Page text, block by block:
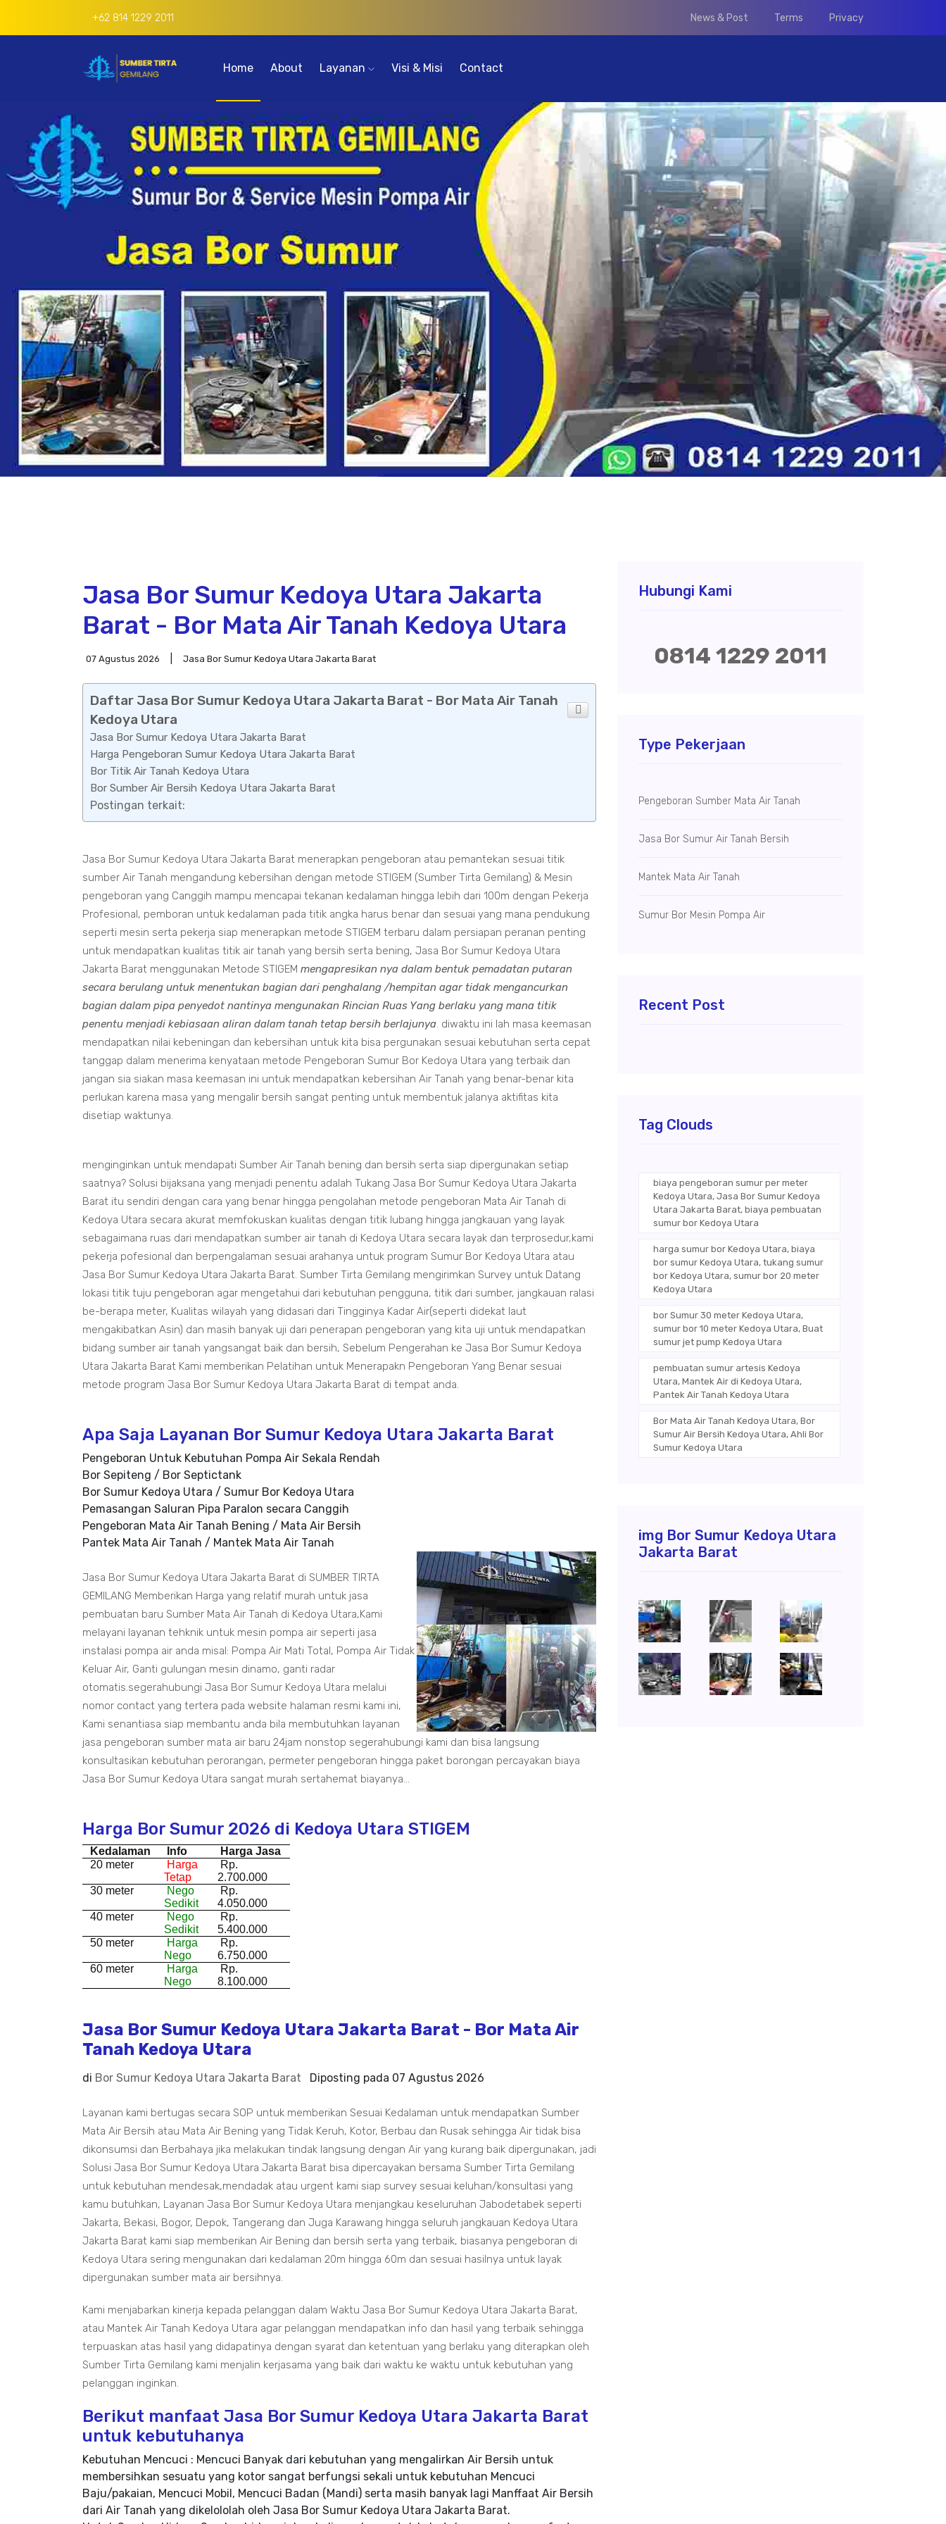
+62 814 1229 2011 News & Post Terms Privacy
Home About Layanan Visi & Misi Contact
Jasa Bor Sumur Kedoya Utara Jakarta
Barat - Bor Mata Air Tanah Kedoya Utara
07 Agustus 2026 Jasa Bor Sumur Kedoya Utara Jakarta Barat
Daftar Jasa Bor Sumur Kedoya Utara Jakarta Barat - Bor Mata Air Tanah
Kedoya Utara
Jasa Bor Sumur Kedoya Utara Jakarta Barat
Harga Pengeboran Sumur Kedoya Utara Jakarta Barat
Bor Titik Air Tanah Kedoya Utara
Bor Sumber Air Bersih Kedoya Utara Jakarta Barat
Postingan terkait:
Jasa Bor Sumur Kedoya Utara Jakarta Barat menerapkan pengeboran atau pemantekan sesuai titik
sumber Air Tanah mengandung kebersihan dengan metode STIGEM (Sumber Tirta Gemilang) & Mesin
pengeboran yang Canggih mampu mencapai tekanan kedalaman hingga lebih dari 100m dengan Pekerja
Profesional, pemboran untuk kedalaman pada titik angka harus benar dan sesuai yang mana pendukung
seperti mesin serta pekerja siap menerapkan metode STIGEM terbaru dalam persiapan peranan penting
untuk mendapatkan kualitas titik air tanah yang bersih serta bening, Jasa Bor Sumur Kedoya Utara
Jakarta Barat menggunakan Metode STIGEM mengapresikan nya dalam bentuk pemadatan putaran
secara berulang untuk menentukan bagian dari penghalang /hempitan agar tidak mengancurkan
bagian dalam pipa penyedot nantinya mengunakan Rincian Ruas Yang berlaku yang mana titik
penentu menjadi kebiasaan aliran dalam tanah tetap bersih berlajunya. diwaktu ini lah masa keemasan
mendapatkan nilai kebeningan dan kebersihan untuk kita bisa pergunakan sesuai kebutuhan serta cepat
tanggap dalam menerima kenyataan metode Pengeboran Sumur Bor Kedoya Utara yang terbaik dan
jangan sia siakan masa keemasan ini untuk mendapatkan kebersihan Air Tanah yang benar-benar kita
perlukan karena masa yang mengalir bersih sangat penting untuk membentuk jalanya aktifitas kita
disetiap waktunya.
menginginkan untuk mendapati Sumber Air Tanah bening dan bersih serta siap dipergunakan setiap
saatnya? Solusi bijaksana yang menjadi penentu adalah Tukang Jasa Bor Sumur Kedoya Utara Jakarta
Barat itu sendiri dengan cara yang benar hingga pengolahan metode pengeboran Mata Air Tanah di
Kedoya Utara secara akurat memfokuskan kualitas dengan titik lubang hingga jangkauan yang layak
sebagaimana ruas dari mendapatkan sumber air tanah di Kedoya Utara secara layak dan terprosedur,kami
pekerja pofesional dan berpengalaman sesuai arahanya untuk program Sumur Bor Kedoya Utara atau
Jasa Bor Sumur Kedoya Utara Jakarta Barat. Sumber Tirta Gemilang mengirimkan Survey untuk Datang
lokasi titik tuju pengeboran agar mengetahui dari kebutuhan pengguna, titik dari sumber, jangkauan ralasi
be-berapa meter, Kualitas wilayah yang didasari dari Tingginya Kadar Air(seperti didekat laut
mengakibatkan Asin) dan masih banyak uji dari penerapan pengeboran yang kita uji untuk mendapatkan
bidang sumber air tanah yangsangat baik dan bersih, Sebelum Pengerahan ke Jasa Bor Sumur Kedoya
Utara Jakarta Barat Kami memberikan Pelatihan untuk Menerapakn Pengeboran Yang Benar sesuai
metode program Jasa Bor Sumur Kedoya Utara Jakarta Barat di tempat anda.
Apa Saja Layanan Bor Sumur Kedoya Utara Jakarta Barat
Pengeboran Untuk Kebutuhan Pompa Air Sekala Rendah
Bor Sepiteng / Bor Septictank
Bor Sumur Kedoya Utara / Sumur Bor Kedoya Utara
Pemasangan Saluran Pipa Paralon secara Canggih
Pengeboran Mata Air Tanah Bening / Mata Air Bersih
Pantek Mata Air Tanah / Mantek Mata Air Tanah
Jasa Bor Sumur Kedoya Utara Jakarta Barat di SUMBER TIRTA
GEMILANG Memberikan Harga yang relatif murah untuk jasa
pembuatan baru Sumber Mata Air Tanah di Kedoya Utara,Kami
melayani layanan tehknik untuk mesin pompa air seperti jasa
instalasi pompa air anda misal: Pompa Air Mati Total, Pompa Air Tidak
Keluar Air, Ganti gulungan mesin dinamo, ganti radar
otomatis.segerahubungi Jasa Bor Sumur Kedoya Utara melalui
nomor contact yang tertera pada website halaman resmi kami ini,
Kami senantiasa siap membantu anda bila membutuhkan layanan
jasa pengeboran sumber mata air baru 24jam nonstop segerahubungi kami dan bisa langsung
konsultasikan kebutuhan perorangan, permeter pengeboran hingga paket borongan percayakan biaya
Jasa Bor Sumur Kedoya Utara sangat murah sertahemat biayanya...
Harga Bor Sumur 2026 di Kedoya Utara STIGEM
Kedalaman Info
Harga Jasa
20 meter
Harga
Tetap
Rp.
2.700.000
30 meter
Nego
Sedikit
Rp.
4.050.000
40 meter
Nego
Sedikit
Rp.
5.400.000
50 meter
Harga
Nego
Rp.
6.750.000
60 meter
Harga
Nego
Rp.
8.100.000
Jasa Bor Sumur Kedoya Utara Jakarta Barat - Bor Mata Air
Tanah Kedoya Utara
di Bor Sumur Kedoya Utara Jakarta Barat Diposting pada 07 Agustus 2026
Layanan kami bertugas secara SOP untuk memberikan Sesuai Kedalaman untuk mendapatkan Sumber
Mata Air Bersih atau Mata Air Bening yang Tidak Keruh, Kotor, Berbau dan Rusak sehingga Air tidak bisa
dikonsumsi dan Berbahaya jika melakukan tindak langsung dengan Air yang kurang baik dipergunakan, jadi
Solusi Jasa Bor Sumur Kedoya Utara Jakarta Barat bisa dipercayakan bersama Sumber Tirta Gemilang
untuk kebutuhan mendesak,mendadak atau urgent kami siap survey sesuai keluhan/konsultasi yang
kamu butuhkan, Layanan Jasa Bor Sumur Kedoya Utara menjangkau keseluruhan Jabodetabek seperti
Jakarta, Bekasi, Bogor, Depok, Tangerang dan Juga Karawang hingga seluruh jangkauan Kedoya Utara
Jakarta Barat kami siap memberikan Air Bening dan bersih serta yang terbaik, biasanya pengeboran di
Kedoya Utara sering mengunakan dari kedalaman 20m hingga 60m dan sesuai hasilnya untuk layak
dipergunakan sumber mata air bersihnya.
Kami menjabarkan kinerja kepada pelanggan dalam Waktu Jasa Bor Sumur Kedoya Utara Jakarta Barat,
atau Mantek Air Tanah Kedoya Utara agar pelanggan mendapatkan info dan hasil yang terbaik sehingga
terpuaskan atas hasil yang didapatinya dengan syarat dan ketentuan yang berlaku yang diterapkan oleh
Sumber Tirta Gemilang kami menjalin kerjasama yang baik dari waktu ke waktu untuk kebutuhan yang
pelanggan inginkan.
Berikut manfaat Jasa Bor Sumur Kedoya Utara Jakarta Barat
untuk kebutuhanya
Kebutuhan Mencuci : Mencuci Banyak dari kebutuhan yang mengalirkan Air Bersih untuk
membersihkan sesuatu yang kotor sangat berfungsi sekali untuk kebutuhan Mencuci
Baju/pakaian, Mencuci Mobil, Mencuci Badan (Mandi) serta masih banyak lagi Manffaat Air Bersih
dari Air Tanah yang dikelololah oleh Jasa Bor Sumur Kedoya Utara Jakarta Barat.
Hubungi Kami
0814 1229 2011
Type Pekerjaan
Pengeboran Sumber Mata Air Tanah
Jasa Bor Sumur Air Tanah Bersih
Mantek Mata Air Tanah
Sumur Bor Mesin Pompa Air
Recent Post
Tag Clouds
biaya pengeboran sumur per meter
Kedoya Utara, Jasa Bor Sumur Kedoya
Utara Jakarta Barat, biaya pembuatan
sumur bor Kedoya Utara
harga sumur bor Kedoya Utara, biaya
bor sumur Kedoya Utara, tukang sumur
bor Kedoya Utara, sumur bor 20 meter
Kedoya Utara
bor Sumur 30 meter Kedoya Utara,
sumur bor 10 meter Kedoya Utara, Buat
sumur jet pump Kedoya Utara
pembuatan sumur artesis Kedoya
Utara, Mantek Air di Kedoya Utara,
Pantek Air Tanah Kedoya Utara
Bor Mata Air Tanah Kedoya Utara, Bor
Sumur Air Bersih Kedoya Utara, Ahli Bor
Sumur Kedoya Utara
img Bor Sumur Kedoya Utara
Jakarta Barat